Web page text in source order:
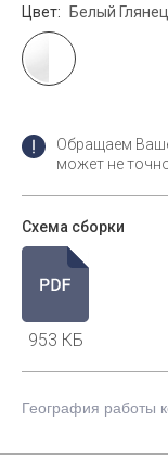
Цвет: Белый
Обращаем
может не
Схема сборки
953 КБ
География работы